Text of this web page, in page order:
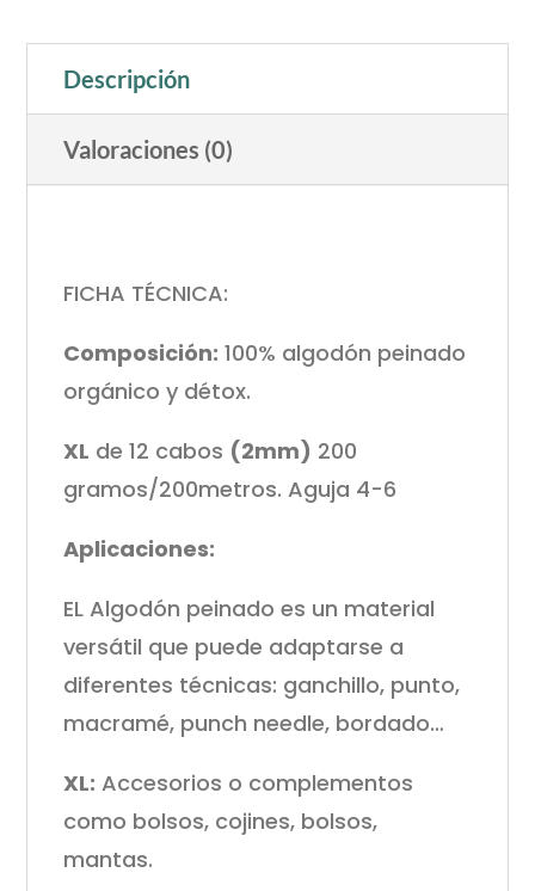
Descripción
Valoraciones (0)
FICHA TÉCNICA:
Composición: 100% algodón peinado
orgánico y détox.
XL de 12 cabos (2mm) 200
gramos/200metros. Aguja 4-6
Aplicaciones:
EL Algodón peinado es un material
versátil que puede adaptarse a
diferentes técnicas: ganchillo, punto,
macramé, punch needle, bordado…
XL: Accesorios o complementos
como bolsos, cojines, bolsos,
mantas.